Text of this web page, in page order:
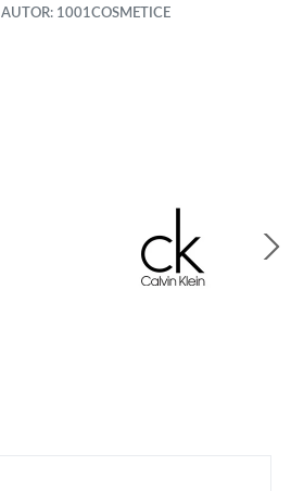
AUTOR: 1001COSMETICE